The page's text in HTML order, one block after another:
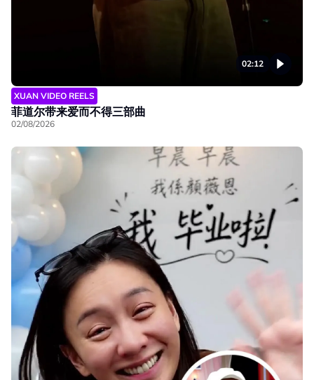
02:12
XUAN VIDEO REELS
菲道尔带来爱而不得三部曲
02/08/2026